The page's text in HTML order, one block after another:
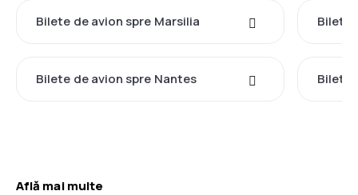
Bilete de avion spre Marsilia Bilete
Bilete de avion spre Nantes Bilete
Află mai multe